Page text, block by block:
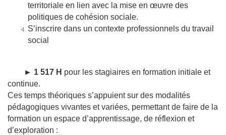
territoriale en lien avec la mise en œuvre des
politiques de cohésion sociale.
​S’inscrire dans un contexte professionnels du travail
social
► 1 517 H pour les stagiaires en formation initiale et
continue.
Ces temps théoriques s’appuient sur des modalités
pédagogiques vivantes et variées, permettant de faire de la
formation un espace d’apprentissage, de réflexion et
d’exploration :